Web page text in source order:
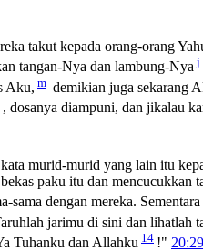
takut kepada orang-orang
tangan-Nya dan lambung-Nya j
Aku, m demikian juga sekarang
, dosanya diampuni, dan jikalau
murid-murid yang lain itu
paku itu dan mencucukkan
sama dengan mereka.
jarimu di sini dan lihatlah
Tuhanku dan Allahku 14 !" 20:29